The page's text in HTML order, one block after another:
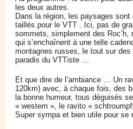
les deux autres.
Dans la région, les paysages
taillés pour le VTT . Ici, pas de
sommets, simplement des
qui s’enchaînent à une telle
montagnes russes, le tout sur
paradis du VTTiste …
Et que dire de l’ambiance … Un
120km) avec, à chaque fois, des
la bonne humeur, tous déguisés
« western », le ravito «
Super sympa et bien utile pour se